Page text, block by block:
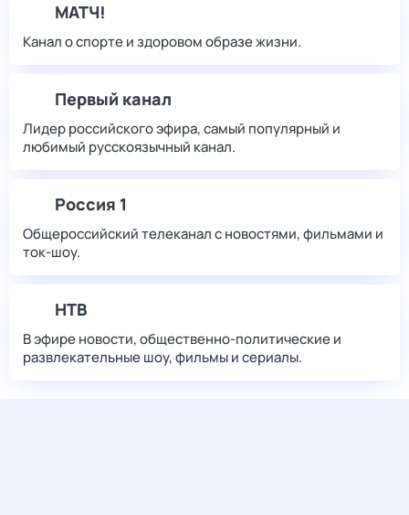
МАТЧ!
Канал о спорте и здоровом образе жизни.
Первый канал
Лидер российского эфира, самый популярный и
любимый русскоязычный канал.
Россия 1
Общероссийский телеканал с новостями, фильмами и
ток-шоу.
НТВ
В эфире новости, общественно-политические и
развлекательные шоу, фильмы и сериалы.